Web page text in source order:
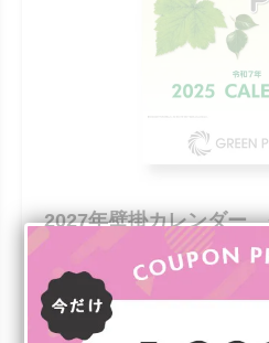
2027年壁掛カレンダー
￥214（税込）
爽やかなグリーンがテーマの目
ー。